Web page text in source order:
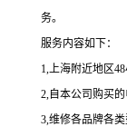
务。
服务内容如下：
1,上海附近地区48
2,自本公司购买的
3,维修各品牌各